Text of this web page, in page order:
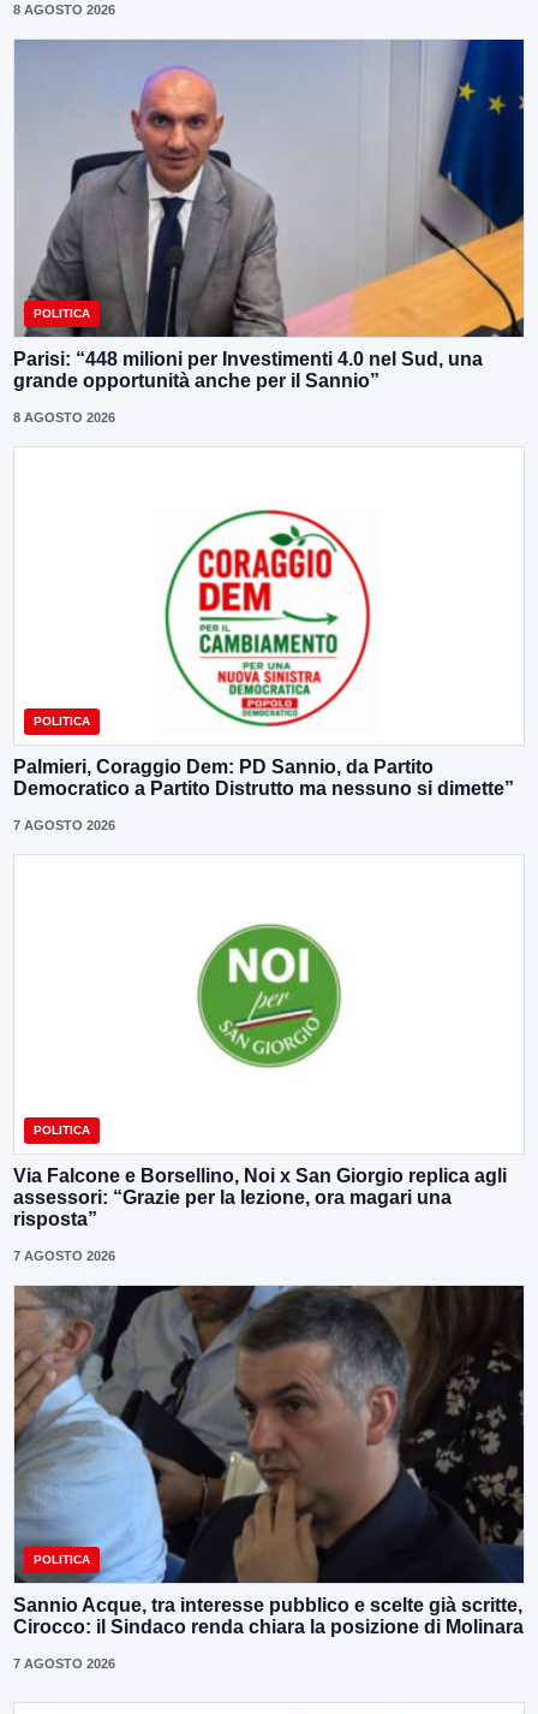
8 AGOSTO 2026
POLITICA
Parisi: “448 milioni per Investimenti 4.0 nel Sud, una
grande opportunità anche per il Sannio”
8 AGOSTO 2026
POLITICA
Palmieri, Coraggio Dem: PD Sannio, da Partito
Democratico a Partito Distrutto ma nessuno si dimette”
7 AGOSTO 2026
POLITICA
Via Falcone e Borsellino, Noi x San Giorgio replica agli
assessori: “Grazie per la lezione, ora magari una
risposta”
7 AGOSTO 2026
POLITICA
Sannio Acque, tra interesse pubblico e scelte già scritte,
Cirocco: il Sindaco renda chiara la posizione di Molinara
7 AGOSTO 2026